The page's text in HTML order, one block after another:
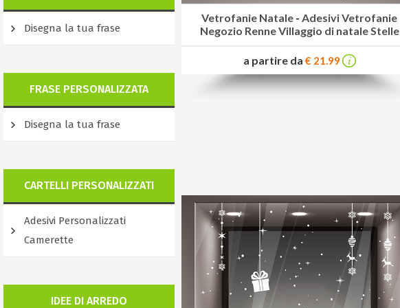
Disegna la tua frase
FRASE PERSONALIZZATA
Disegna la tua frase
CARTELLI PERSONALIZZATI
Adesivi Personalizzati
Camerette
IDEE DI ARREDO
Vetrofanie Natale -Adesivi Vetrofanie
Negozio Renne Villaggio di natale Stelle
a partire da € 21.99